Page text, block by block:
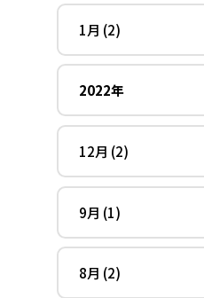
1月 (2)
2022年
12月 (2)
9月 (1)
8月 (2)